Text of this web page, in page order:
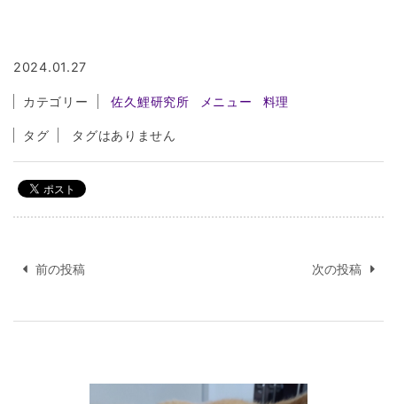
2024.01.27
カテゴリー 佐久鯉研究所 メニュー 料理
タグ タグはありません
稿前の投稿 次の投稿